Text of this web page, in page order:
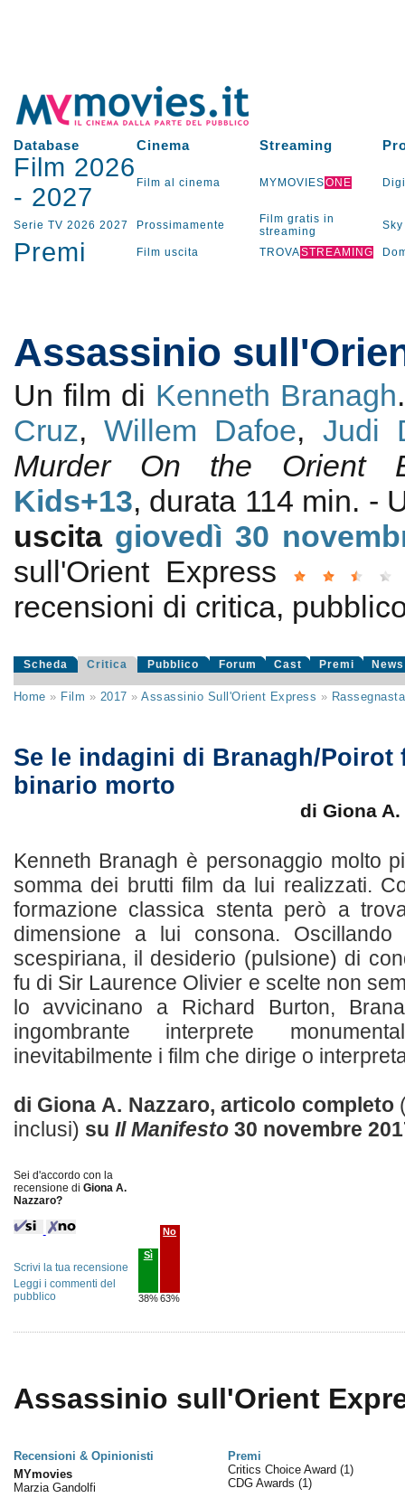
Database Cinema Streaming
Film 2026
- 2027 Film al cinema MYMOVIESONE
Serie TV 2026 2027 Prossimamente
Film gratis in
streaming
Sky
Premi Film uscita TROVASTREAMING
Assassinio
Un film di Kenneth Branagh
Cruz, Willem Dafoe, Judi
Murder On the Orient
Kids+13, durata 114 min. -
uscita giovedì 30
sull'Orient Express
recensioni di critica,
Scheda Critica Pubblico Forum Cast Premi News
Home » Film » 2017 »Assassinio Sull'Orient Express »
Se le indagini di Branagh/
binario morto
di Giona
Kenneth Branagh è personaggio molto
somma dei brutti film da lui realizzati.
formazione classica stenta però a
dimensione a lui consona. Oscillando
scespiriana, il desiderio (pulsione) di
fu di Sir Laurence Olivier e scelte non
lo avvicinano a Richard Burton,
ingombrante interprete
inevitabilmente i film che dirige o
di Giona A. Nazzaro, articolo completo
inclusi) su Il Manifesto30 novembre
Sei d'accordo con la
recensione di Giona A.
Nazzaro?
Sì
38%
No
63%
Scrivi la tua recensione
Leggi i commenti del
pubblico
Assassinio sull'Orient
Recensioni & Opinionisti
Premi
MYmovies
Marzia Gandolfi
Critics Choice Award (1)
CDG Awards (1)